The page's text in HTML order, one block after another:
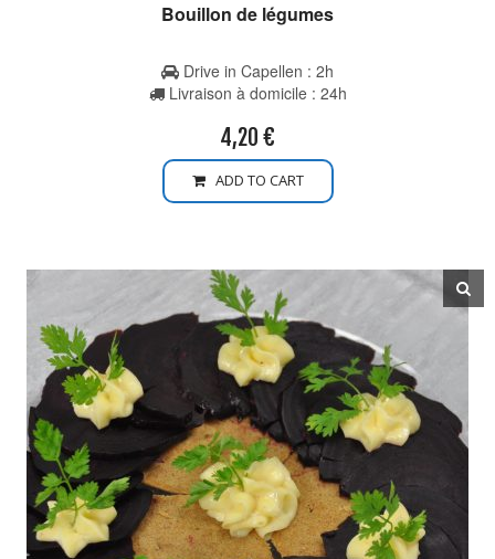
Bouillon de légumes
Drive in Capellen : 2h
Livraison à domicile : 24h
4,20 €
ADD TO CART